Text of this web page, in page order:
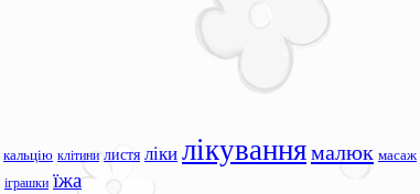
кальцію клітини листя ліки лікуваннямалюк масаж
іграшки їжа